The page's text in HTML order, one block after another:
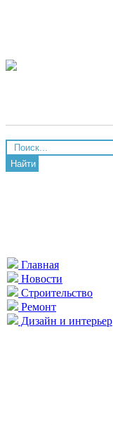
Найти
Главная
Новости
Строительство
Ремонт
Дизайн и интерьер